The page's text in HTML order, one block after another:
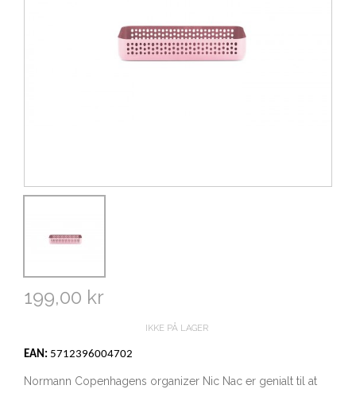
199,00 kr
IKKE PÅ LAGER
EAN: 5712396004702
Normann Copenhagens organizer Nic Nac er genialt til at